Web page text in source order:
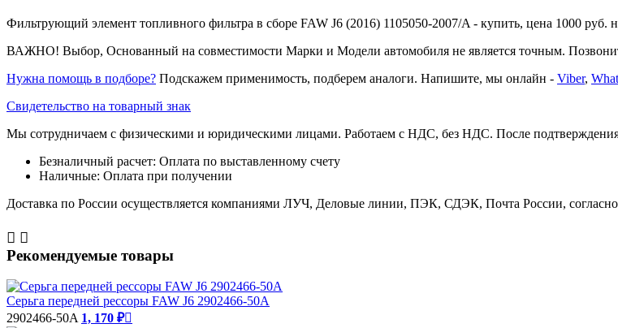
Фильтрующий элемент топливного фильтра в сборе FAW J6 (2016) 1105050-2007/A - купить, цена 1000 руб.
ВАЖНО! Выбор, Основанный на совместимости Марки и Модели автомобиля не является точным.
Нужна помощь в подборе? Подскажем применимость, подберем аналоги. Напишите, мы онлайн - Viber,
Свидетельство на товарный знак
Мы сотрудничаем с физическими и юридическими лицами. Работаем с НДС, без НДС. После
Безналичный расчет: Оплата по выставленному счету
Наличные: Оплата при получении
Доставка по России осуществляется компаниями ЛУЧ, Деловые линии, ПЭК, СДЭК, Почта России,
 
Рекомендуемые товары
Серьга передней рессоры FAW J6 2902466-50A
2902466-50A 1, 170 ₽